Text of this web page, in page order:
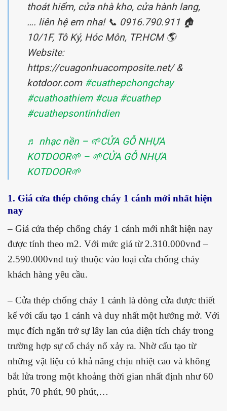
thoát hiểm, cửa nhà kho, cửa hành lang,
…. liên hệ em nha! 📞 0916.790.911 🏠
10/1F, Tô Ký, Hóc Môn, TP.HCM 🌎
Website:
https://cuagonhuacomposite.net/ &
kotdoor.com #cuathepchongchay
#cuathoathiem #cua #cuathep
#cuathepsontinhdien
♬ nhạc nền – 🌱CỬA GỖ NHỰA
KOTDOOR🌱 – 🌱CỬA GỖ NHỰA
KOTDOOR🌱
1. Giá cửa thép chống cháy 1 cánh mới nhất hiện
nay
– Giá cửa thép chống cháy 1 cánh mới nhất hiện nay
được tính theo m2. Với mức giá từ 2.310.000vnđ –
2.590.000vnđ tuỳ thuộc vào loại cửa chống cháy
khách hàng yêu cầu.
– Cửa thép chống cháy 1 cánh là dòng cửa được thiết
kế với cấu tạo 1 cánh và duy nhất một hướng mở. Với
mục đích ngăn trở sự lây lan của diện tích cháy trong
trường hợp sự cố cháy nổ xảy ra. Nhờ cấu tạo từ
những vật liệu có khả năng chịu nhiệt cao và không
bắt lửa trong một khoảng thời gian nhất định như 60
phút, 70 phút, 90 phút,…